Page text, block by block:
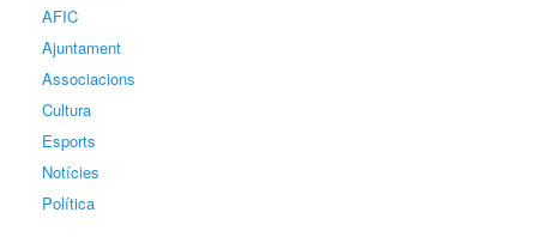
AFIC
Ajuntament
Associacions
Cultura
Esports
Notícies
Política